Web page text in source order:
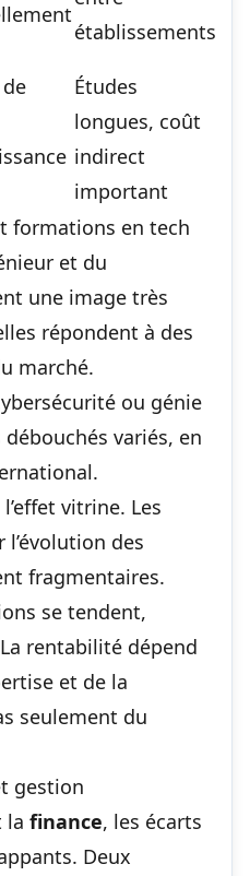
établissements
Études
longues, coût
indirect
important
formations en tech
et du
une image très
répondent à des
marché.
ou génie
variés, en
vitrine. Les
l’évolution des
fragmentaires.
se tendent,
rentabilité dépend
et de la
seulement du
gestion
la finance, les écarts
Deux